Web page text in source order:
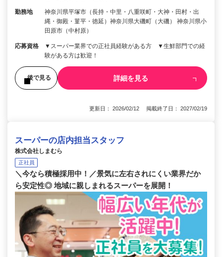
勤務地
神奈川県平塚市（長持・中里・八重咲町・大神・田村・出
縄・御殿・菫平・徳延）神奈川県大磯町（大磯） 神奈川県小
田原市（中村原）
応募資格
▼スーパー業界での正社員経験がある方 ▼生鮮部門での経
験がある方は歓迎！
後で見る 詳細を見る
更新日： 2026/02/12 掲載終了日： 2027/02/19
スーパーの店内担当スタッフ
株式会社しまむら
正社員
＼今なら積極採用中！／景気に左右されにくい業界だか
ら安定性◎ 地域に親しまれるスーパーを展開！